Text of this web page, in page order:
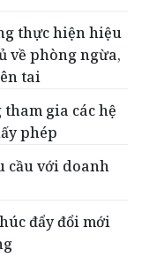
thực hiện hiệu
về phòng ngừa,
tai
tham gia các hệ
phép
cầu với doanh
đẩy đổi mới